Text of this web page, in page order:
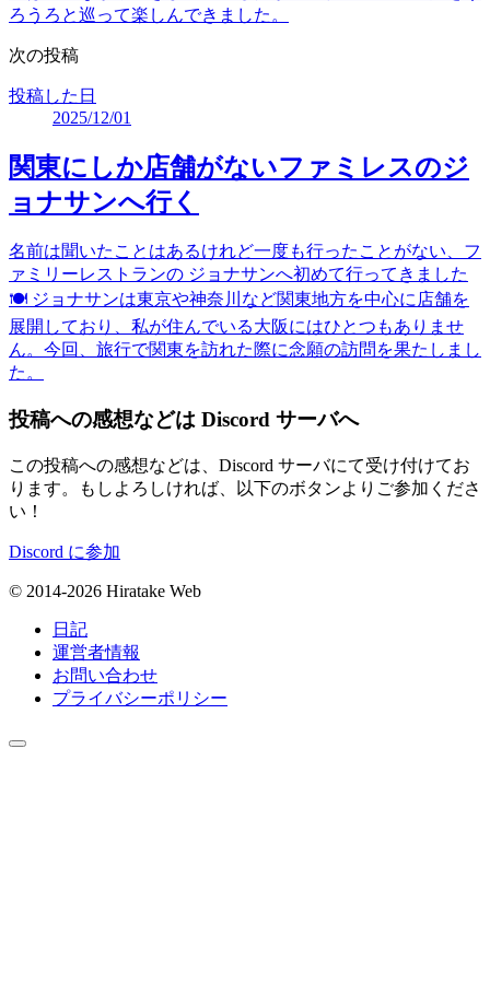
ろうろと巡って楽しんできました。
次の投稿
投稿した日
2025/12/01
関東にしか店舗がないファミレスのジ
ョナサンへ行く
名前は聞いたことはあるけれど一度も行ったことがない、フ
ァミリーレストランの ジョナサンへ初めて行ってきました
🍽 ジョナサンは東京や神奈川など関東地方を中心に店舗を
展開しており、私が住んでいる大阪にはひとつもありませ
ん。今回、旅行で関東を訪れた際に念願の訪問を果たしまし
た。
投稿への感想などは Discord サーバへ
この投稿への感想などは、Discord サーバにて受け付けてお
ります。もしよろしければ、以下のボタンよりご参加くださ
い！
Discord に参加
© 2014-2026 Hiratake Web
日記
運営者情報
お問い合わせ
プライバシーポリシー